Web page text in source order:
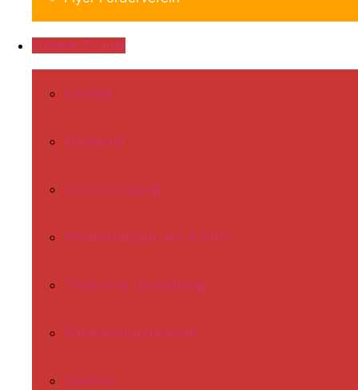
Unsere Schule
Leitbild
Kurzprofil
Schulrundgang
Förderkonzept der Schule
Team und Verwaltung
Rahmenstundenplan
Klassen